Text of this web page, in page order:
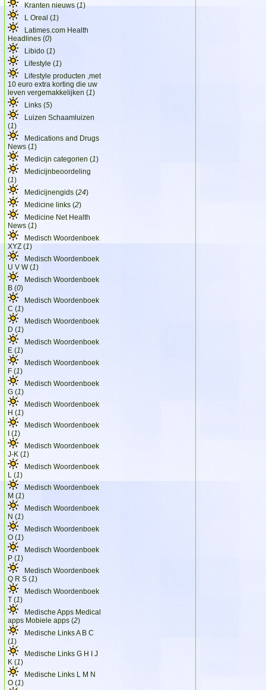
Kranten nieuws (1)
L Oreal (1)
Latimes.com Health
Headlines (0)
Libido (1)
Lifestyle (1)
Lifestyle producten ,met
10 euro extra korting die uw
leven vergemakkelijken (1)
Links (5)
Luizen Schaamluizen
(1)
Medications and Drugs
News (1)
Medicijn categorien (1)
Medicijnbeoordeling
(1)
Medicijnengids (24)
Medicine links (2)
Medicine Net Health
News (1)
Medisch Woordenboek
XYZ (1)
Medisch Woordenboek
U V W (1)
Medisch Woordenboek
B (0)
Medisch Woordenboek
C (1)
Medisch Woordenboek
D (1)
Medisch Woordenboek
E (1)
Medisch Woordenboek
F (1)
Medisch Woordenboek
G (1)
Medisch Woordenboek
H (1)
Medisch Woordenboek
I (1)
Medisch Woordenboek
J-K (1)
Medisch Woordenboek
L (1)
Medisch Woordenboek
M (1)
Medisch Woordenboek
N (1)
Medisch Woordenboek
O (1)
Medisch Woordenboek
P (1)
Medisch Woordenboek
Q R S (1)
Medisch Woordenboek
T (1)
Medische Apps Medical
apps Mobiele apps (2)
Medische Links A B C
(1)
Medische Links G H I J
K (1)
Medische Links L M N
O (1)